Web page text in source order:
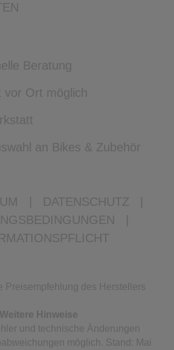
Beratung
vor Ort möglich
an Bikes & Zubehör
DATENSCHUTZ
Preisempfehlung des Herstellers
Weitere Hinweise
und technische Änderungen
möglich. Stand: Mai